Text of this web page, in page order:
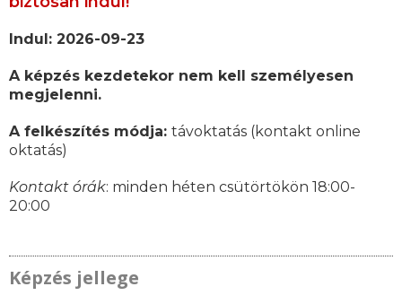
Indul: 2026-09-23
A képzés kezdetekor nem kell személyesen
megjelenni.
A felkészítés módja: távoktatás (kontakt online
oktatás)
Kontakt órák: minden héten csütörtökön 18:00-
20:00
Képzés jellege